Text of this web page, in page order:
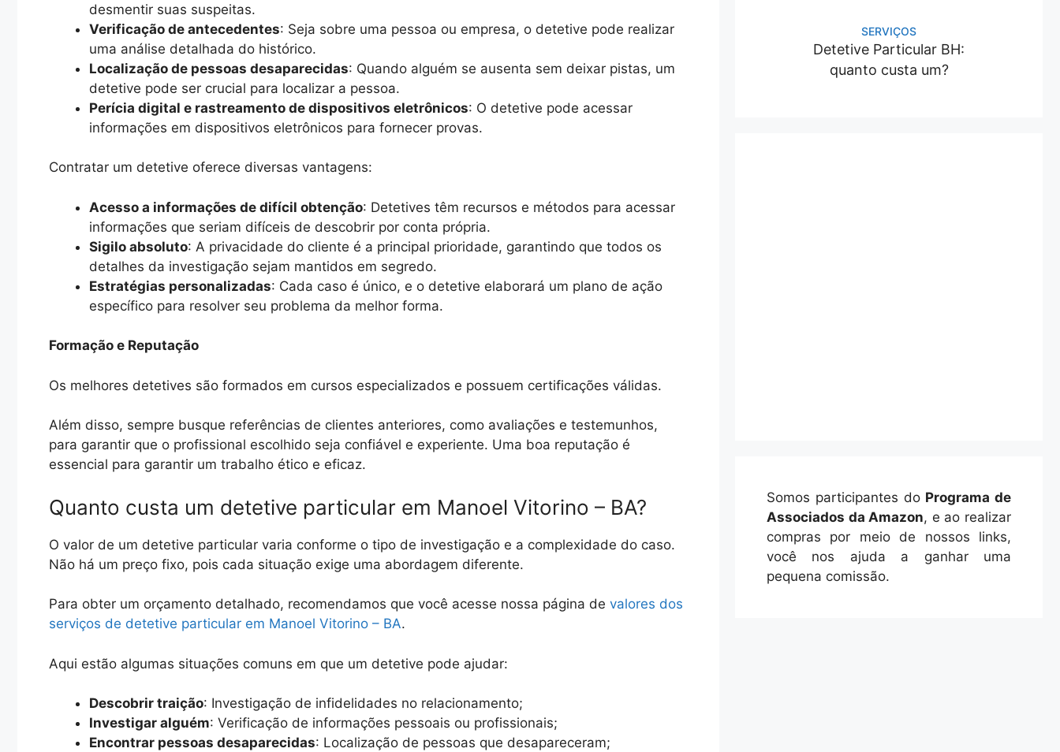
desmentir suas suspeitas.
Verificação de antecedentes: Seja sobre uma pessoa ou empresa, o detetive pode realizar
uma análise detalhada do histórico.
Localização de pessoas desaparecidas: Quando alguém se ausenta sem deixar pistas, um
detetive pode ser crucial para localizar a pessoa.
Perícia digital e rastreamento de dispositivos eletrônicos: O detetive pode acessar
informações em dispositivos eletrônicos para fornecer provas.
Contratar um detetive oferece diversas vantagens:
Acesso a informações de difícil obtenção: Detetives têm recursos e métodos para acessar
informações que seriam difíceis de descobrir por conta própria.
Sigilo absoluto: A privacidade do cliente é a principal prioridade, garantindo que todos os
detalhes da investigação sejam mantidos em segredo.
Estratégias personalizadas: Cada caso é único, e o detetive elaborará um plano de ação
específico para resolver seu problema da melhor forma.
Formação e Reputação
Os melhores detetives são formados em cursos especializados e possuem certificações válidas.
Além disso, sempre busque referências de clientes anteriores, como avaliações e testemunhos,
para garantir que o profissional escolhido seja confiável e experiente. Uma boa reputação é
essencial para garantir um trabalho ético e eficaz.
Quanto custa um detetive particular em Manoel Vitorino – BA?
O valor de um detetive particular varia conforme o tipo de investigação e a complexidade do caso.
Não há um preço fixo, pois cada situação exige uma abordagem diferente.
Para obter um orçamento detalhado, recomendamos que você acesse nossa página de valores dos
serviços de detetive particular em Manoel Vitorino – BA.
Aqui estão algumas situações comuns em que um detetive pode ajudar:
Descobrir traição: Investigação de infidelidades no relacionamento;
Investigar alguém: Verificação de informações pessoais ou profissionais;
Encontrar pessoas desaparecidas: Localização de pessoas que desapareceram;
SERVIÇOS
Detetive Particular BH:
quanto custa um?
Somos participantes do Programa de
Associados da Amazon, e ao realizar
compras por meio de nossos links,
você nos ajuda a ganhar uma
pequena comissão.